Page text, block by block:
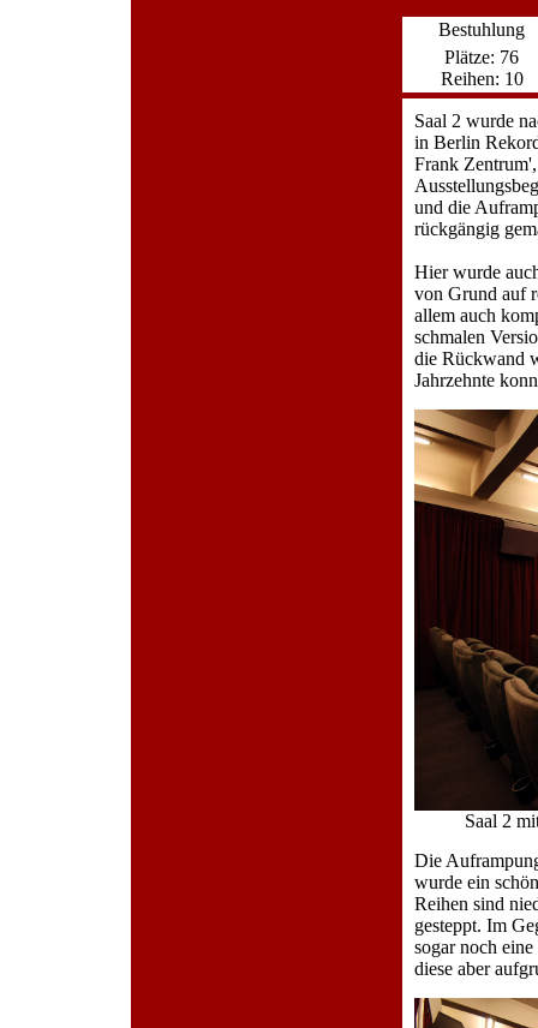
Bestuhlung
Plätze: 76
Reihen: 10
Saal 2 wurde
in Berlin
Frank
und die
rückgängig
Hier wurde
von Grund auf
allem auch
schmalen
die Rückwand
Jahrzehnte
Saal 2
Die
wurde ein
Reihen sind
gesteppt. Im
sogar noch
diese aber